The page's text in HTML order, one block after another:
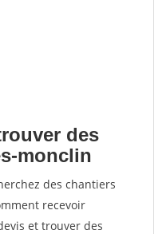
des
monclin
des chantiers
recevoir
et trouver des